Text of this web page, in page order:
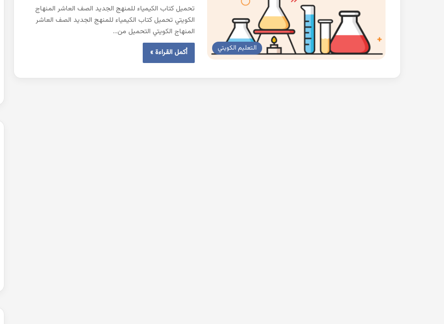
التعليم الكويتي
تحميل كتاب الكيمياء للمنهج الجديد الصف العاشر المنهاج
الكويتي تحميل كتاب الكيمياء للمنهج الجديد الصف العاشر
المنهاج الكويتي التحميل من…
أكمل القراءة »